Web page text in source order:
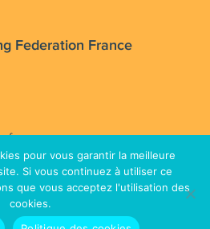
Federation France
avancer et rayonner la
France et dans le monde.
Mentions légales
pour vous garantir la meilleure
Si vous continuez à utiliser ce
que vous acceptez l'utilisation des
cookies.